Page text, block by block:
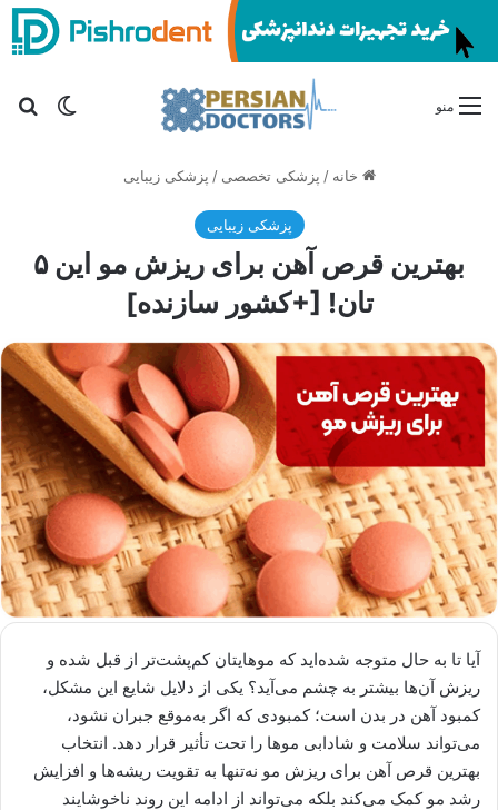
تغییر منو
خانه / پزشکی تخصصی / پزشکی زیبایی
پزشکی زیبایی
بهترین قرص آهن برای ریزش مو این ۵
تان! [+کشور سازنده]
آیا تا به حال متوجه شده‌اید که موهایتان کم‌پشت‌تر از قبل شده و
ریزش آن‌ها بیشتر به چشم می‌آید؟ یکی از دلایل شایع این مشکل،
کمبود آهن در بدن است؛ کمبودی که اگر به‌موقع جبران نشود،
می‌تواند سلامت و شادابی موها را تحت تأثیر قرار دهد. انتخاب
بهترین قرص آهن برای ریزش مو نه‌تنها به تقویت ریشه‌ها و افزایش
رشد مو کمک می‌کند بلکه می‌تواند از ادامه این روند ناخوشایند